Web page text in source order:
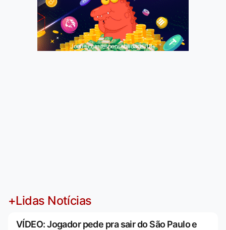
Jogue com responsabilidade. 18+
+Lidas Notícias
VÍDEO: Jogador pede pra sair do São Paulo e